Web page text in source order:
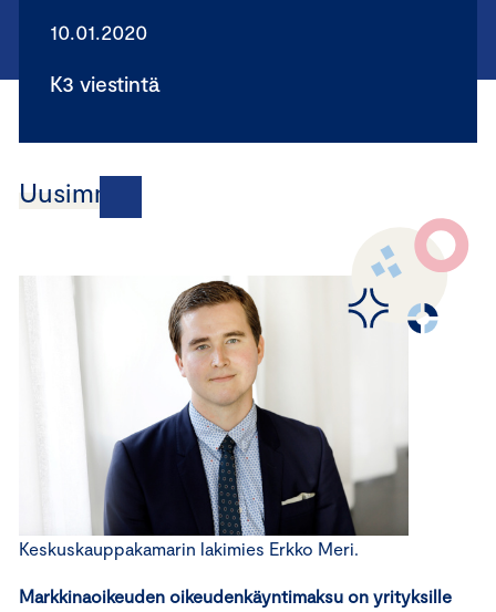
10.01.2020
K3 viestintä
Uusimmat
Keskuskauppakamarin lakimies Erkko Meri.
Markkinaoikeuden oikeudenkäyntimaksu on yrityksille